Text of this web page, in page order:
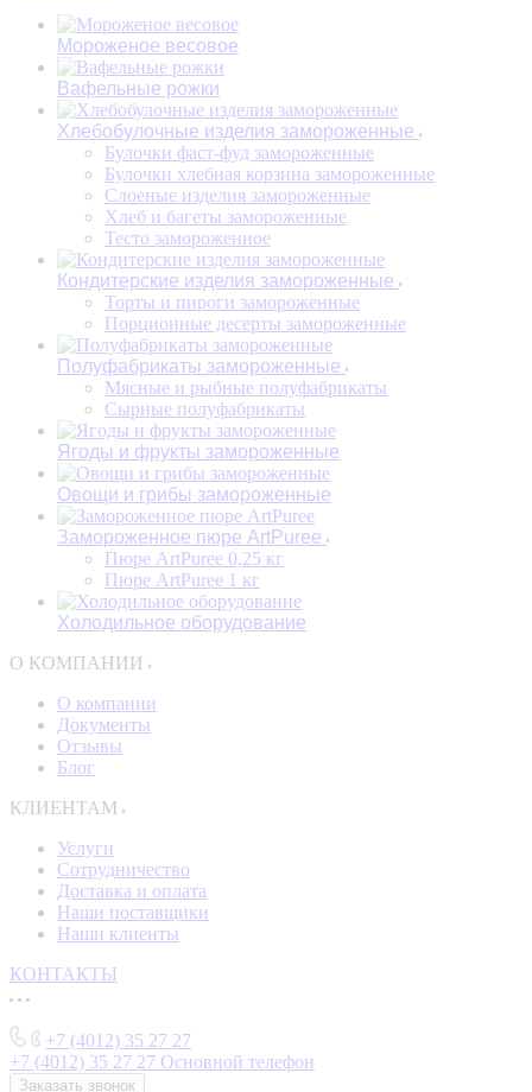
Мороженое весовое
Вафельные рожки
Хлебобулочные изделия замороженные
Булочки фаст-фуд замороженные
Булочки хлебная корзина замороженные
Слоеные изделия замороженные
Хлеб и багеты замороженные
Тесто замороженное
Кондитерские изделия замороженные
Торты и пироги замороженные
Порционные десерты замороженные
Полуфабрикаты замороженные
Мясные и рыбные полуфабрикаты
Сырные полуфабрикаты
Ягоды и фрукты замороженные
Овощи и грибы замороженные
Замороженное пюре ArtPuree
Пюре ArtPuree 0,25 кг
Пюре ArtPuree 1 кг
Холодильное оборудование
О КОМПАНИИ
О компании
Документы
Отзывы
Блог
КЛИЕНТАМ
Услуги
Сотрудничество
Доставка и оплата
Наши поставщики
Наши клиенты
КОНТАКТЫ
+7 (4012) 35 27 27
+7 (4012) 35 27 27 Основной телефон
Заказать звонок